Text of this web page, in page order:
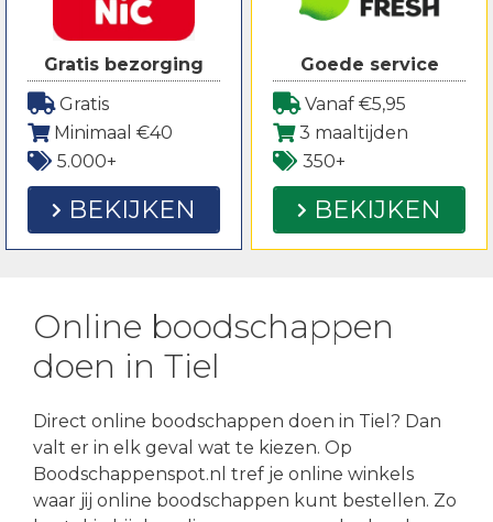
Gratis bezorging
Gratis
Minimaal €40
5.000+
BEKIJKEN
Goede service
Vanaf €5,95
3 maaltijden
350+
BEKIJKEN
Online boodschappen
doen in Tiel
Direct online boodschappen doen in Tiel? Dan
valt er in elk geval wat te kiezen. Op
Boodschappenspot.nl tref je online winkels
waar jij online boodschappen kunt bestellen. Zo